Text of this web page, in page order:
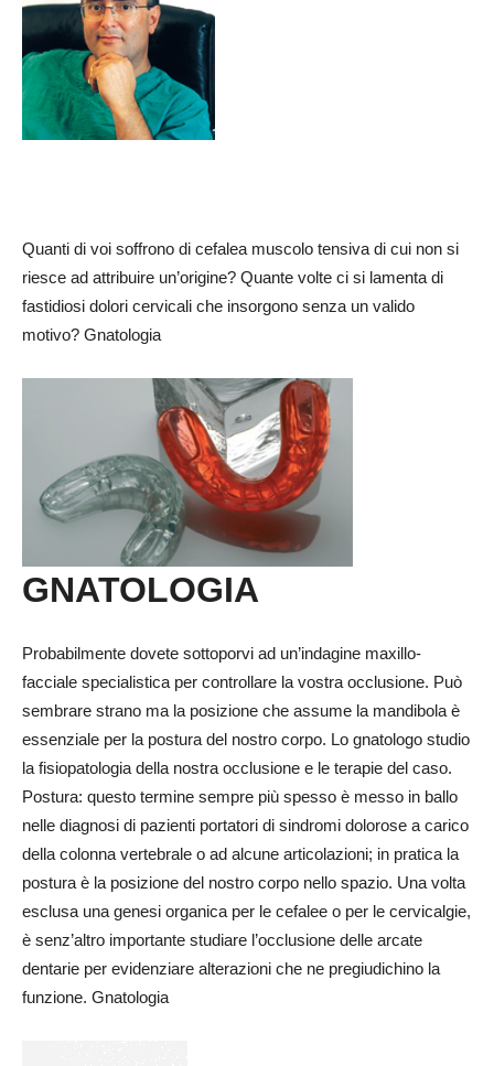
Quanti di voi soffrono di cefalea muscolo tensiva di cui non si
riesce ad attribuire un’origine? Quante volte ci si lamenta di
fastidiosi dolori cervicali che insorgono senza un valido
motivo? Gnatologia
GNATOLOGIA
Probabilmente dovete sottoporvi ad un’indagine maxillo-
facciale specialistica per controllare la vostra occlusione. Può
sembrare strano ma la posizione che assume la mandibola è
essenziale per la postura del nostro corpo. Lo gnatologo studio
la fisiopatologia della nostra occlusione e le terapie del caso.
Postura: questo termine sempre più spesso è messo in ballo
nelle diagnosi di pazienti portatori di sindromi dolorose a carico
della colonna vertebrale o ad alcune articolazioni; in pratica la
postura è la posizione del nostro corpo nello spazio. Una volta
esclusa una genesi organica per le cefalee o per le cervicalgie,
è senz’altro importante studiare l’occlusione delle arcate
dentarie per evidenziare alterazioni che ne pregiudichino la
funzione. Gnatologia